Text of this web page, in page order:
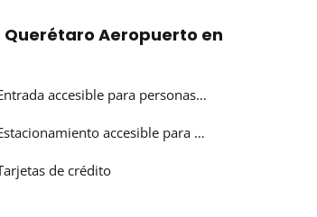
Querétaro Aeropuerto en
accesible para personas…
accesible para …
de crédito